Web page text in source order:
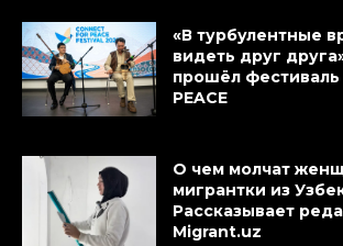
«В турбулентные
видеть друг
прошёл фестиваль
PEACE
О чем молчат
мигрантки из
Рассказывает
Migrant.uz